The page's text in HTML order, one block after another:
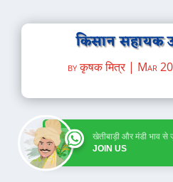
किसान सहायक
byकृषक मित्र| Mar
खेतीबाड़ी और मंडी भाव से
JOIN US